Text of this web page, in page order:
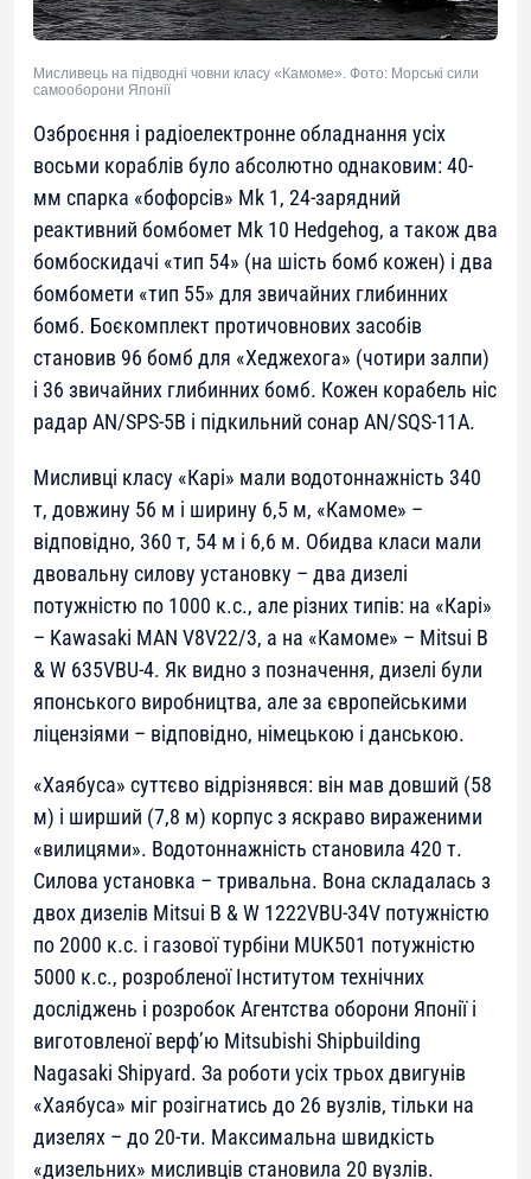
Мисливець на підводні човни класу «Камоме». Фото: Морські сили
самооборони Японії
Озброєння і радіоелектронне обладнання усіх
восьми кораблів було абсолютно однаковим: 40-
мм спарка «бофорсів» Mk 1, 24-зарядний
реактивний бомбомет Mk 10 Hedgehog, а також два
бомбоскидачі «тип 54» (на шість бомб кожен) і два
бомбомети «тип 55» для звичайних глибинних
бомб. Боєкомплект протичовнових засобів
становив 96 бомб для «Хеджехога» (чотири залпи)
і 36 звичайних глибинних бомб. Кожен корабель ніс
радар AN/SPS-5B і підкильний сонар AN/SQS-11A.
Мисливці класу «Карі» мали водотоннажність 340
т, довжину 56 м і ширину 6,5 м, «Камоме» –
відповідно, 360 т, 54 м і 6,6 м. Обидва класи мали
двовальну силову установку – два дизелі
потужністю по 1000 к.с., але різних типів: на «Карі»
– Kawasaki MAN V8V22/3, а на «Камоме» – Mitsui B
& W 635VBU-4. Як видно з позначення, дизелі були
японського виробництва, але за європейськими
ліцензіями – відповідно, німецькою і данською.
«Хаябуса» суттєво відрізнявся: він мав довший (58
м) і ширший (7,8 м) корпус з яскраво вираженими
«вилицями». Водотоннажність становила 420 т.
Силова установка – тривальна. Вона складалась з
двох дизелів Mitsui B & W 1222VBU-34V потужністю
по 2000 к.с. і газової турбіни MUK501 потужністю
5000 к.с., розробленої Інститутом технічних
досліджень і розробок Агентства оборони Японії і
виготовленої верф’ю Mitsubishi Shipbuilding
Nagasaki Shipyard. За роботи усіх трьох двигунів
«Хаябуса» міг розігнатись до 26 вузлів, тільки на
дизелях – до 20-ти. Максимальна швидкість
«дизельних» мисливців становила 20 вузлів.